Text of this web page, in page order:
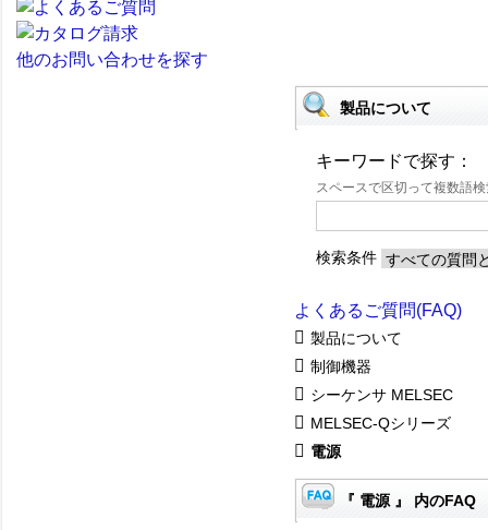
他のお問い合わせを探す
製品について
キーワードで探す：
スペースで区切って複数語
検索条件
よくあるご質問(FAQ)
製品について
制御機器
シーケンサ MELSEC
MELSEC-Qシリーズ
電源
『 電源 』 内のFAQ